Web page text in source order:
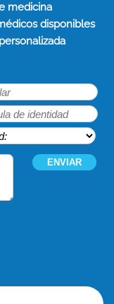
medicina
disponibles